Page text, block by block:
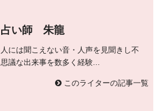
占い師 朱龍
人には聞こえない音・人声を見聞きし不
思議な出来事を数多く経験...
このライターの記事一覧